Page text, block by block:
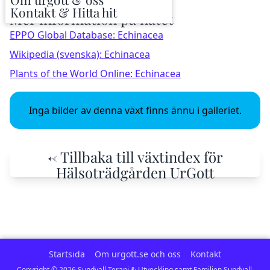
Kontakt & Hitta hit
Mer information på nätet
EPPO Global Database: Echinacea
Wikipedia (svenska): Echinacea
Plants of the World Online: Echinacea
Inga bilder av denna växt finns ännu i galleriet.
← Tillbaka till växtindex för
Hälsoträdgården UrGott
Startsida Om urgott.se och oss Kontakt